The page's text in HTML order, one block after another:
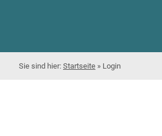
Startseite » Login